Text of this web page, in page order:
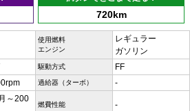
720km
使用燃料
エンジン
レギュラー
ガソリン
駆動方式 FF
過給器（ターボ） -
～200
燃費性能 -